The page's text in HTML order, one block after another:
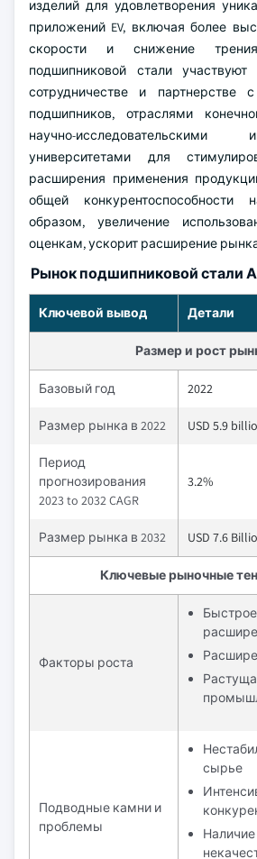
изделий для удовлетворения
приложений EV, включая более
скорости и снижение
подшипниковой стали участвуют
сотрудничестве и партнерстве
подшипников, отраслями
научно-
университетами для
расширения применения
общей
образом, увеличение
оценкам, ускорит расширение
Рынок подшипниковой стали
Ключевой вывод Детали
Размер и рост
Базовый год 2022
Размер рынка в 2022 USD 5.9
Период
прогнозирования
2023 to 2032 CAGR
3.2%
Размер рынка в 2032 USD 7.6
Ключевые рыночные
Факторы роста
Подводные камни и
проблемы
сырье